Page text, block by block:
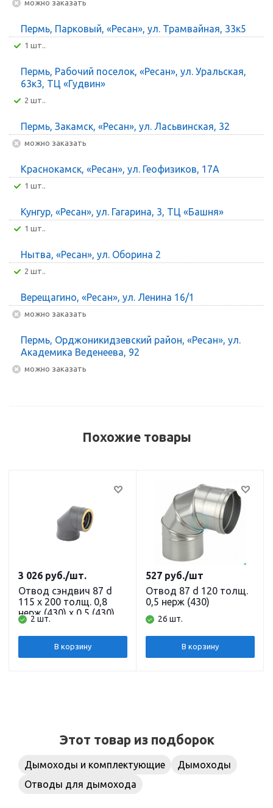
Можно заказать
Пермь, Парковый, «Ресан», ул. Трамвайная, 33к5
1 шт..
Пермь, Рабочий поселок, «Ресан», ул. Уральская,
63к3, ТЦ «Гудвин»
2 шт..
Пермь, Закамск, «Ресан», ул. Ласьвинская, 32
Можно заказать
Краснокамск, «Ресан», ул. Геофизиков, 17А
1 шт..
Кунгур, «Ресан», ул. Гагарина, 3, ТЦ «Башня»
1 шт..
Нытва, «Ресан», ул. Оборина 2
2 шт..
Верещагино, «Ресан», ул. Ленина 16/1
Можно заказать
Пермь, Орджоникидзевский район, «Ресан», ул.
Академика Веденеева, 92
Можно заказать
Похожие товары
Отвод сэндвич 87 d
115 х 200 толщ. 0,8
нерж (430) х 0,5 (430)
черный (RAL 9005)
порошок (200С)
2 шт.
3 026 руб./шт.
В корзину
Отвод 87 d 120 толщ.
0,5 нерж (430)
26 шт.
527 руб./шт
В корзину
Этот товар из подборок
Дымоходы и комплектующие
Дымоходы
Отводы для дымохода